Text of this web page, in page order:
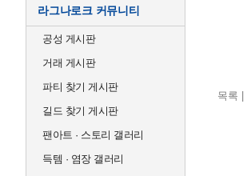
라그나로크 커뮤니티
공성 게시판
거래 게시판
파티 찾기 게시판
길드 찾기 게시판
팬아트 · 스토리 갤러리
득템 · 염장 갤러리
목록